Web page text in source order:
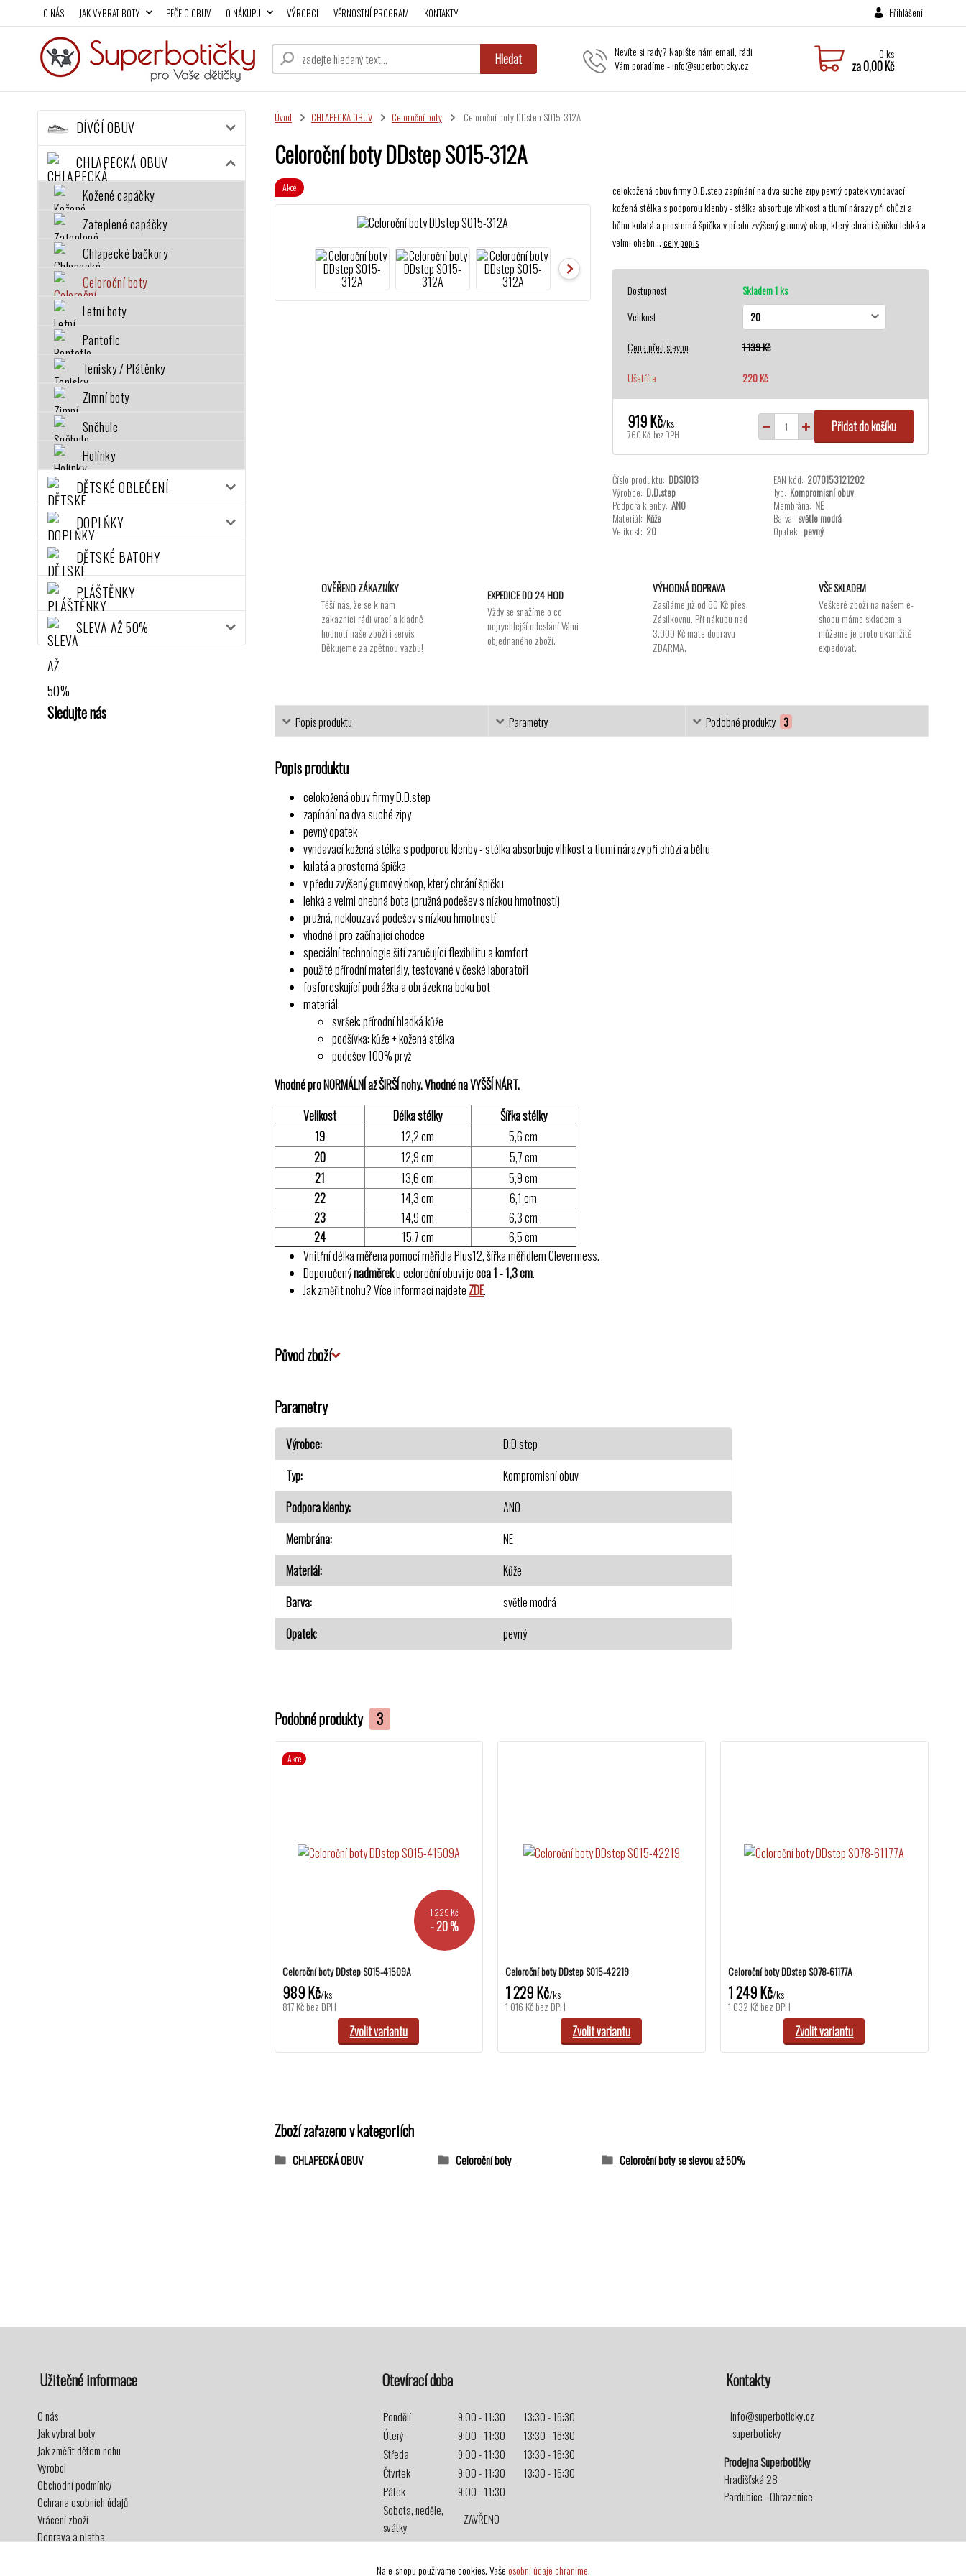
O NÁS JAK VYBRAT BOTY PÉČE O OBUV O NÁKUPU VÝROBCI VĚRNOSTNÍ PROGRAM KONTAKTY Přihlášení
Hledat
Nevíte si rady? Napište nám email, rádi
Vám poradíme - info@superboticky.cz
0ks
za0,00 Kč
DÍVČÍ OBUV
CHLAPECKÁ OBUV
Kožené capáčky
Zateplené capáčky
Chlapecké bačkory
Celoroční boty
Letní boty
Pantofle
Tenisky / Plátěnky
Zimní boty
Sněhule
Holínky
DĚTSKÉ OBLEČENÍ
DOPLŇKY
DĚTSKÉ BATOHY
PLÁŠTĚNKY
SLEVA AŽ 50%
Sledujte nás
Úvod CHLAPECKÁ OBUV Celoroční boty Celoroční boty DDstep S015-312A
Celoroční boty DDstep S015-312A
Akce
celokožená obuv firmy D.D.step zapínání na dva suché zipy pevný opatek vyndavací
kožená stélka s podporou klenby - stélka absorbuje vlhkost a tlumí nárazy při chůzi a
běhu kulatá a prostorná špička v předu zvýšený gumový okop, který chrání špičku lehká a
velmi ohebn...celý popis
Dostupnost
Skladem 1 ks
Velikost
Cena před slevou
1 139 Kč
Ušetříte 220 Kč
919 Kč/ks
760 Kč bez DPH Přidat do košíku
Číslo produktu: DDS1013 EAN kód: 2070153121202
Výrobce: D.D.step Typ: Kompromisní obuv
Podpora klenby: ANO Membrána: NE
Materiál: Kůže Barva: světle modrá
Velikost: 20 Opatek: pevný
OVĚŘENO ZÁKAZNÍKY
Těší nás, že se k nám
zákazníci rádi vrací a kladně
hodnotí naše zboží i servis.
Děkujeme za zpětnou vazbu!
EXPEDICE DO 24 HOD
Vždy se snažíme o co
nejrychlejší odeslání Vámi
objednaného zboží.
VÝHODNÁ DOPRAVA
Zasíláme již od 60 Kč přes
Zásilkovnu. Při nákupu nad
3.000 Kč máte dopravu
ZDARMA.
VŠE SKLADEM
Veškeré zboží na našem e-
shopu máme skladem a
můžeme je proto okamžitě
expedovat.
Popis produktu Parametry Podobné produkty 3
Popis produktu
celokožená obuv firmy D.D.step
zapínání na dva suché zipy
pevný opatek
vyndavací kožená stélka s podporou klenby - stélka absorbuje vlhkost a tlumí nárazy při chůzi a běhu
kulatá a prostorná špička
v předu zvýšený gumový okop, který chrání špičku
lehká a velmi ohebná bota (pružná podešev s nízkou hmotností)
pružná, neklouzavá podešev s nízkou hmotností
vhodné i pro začínající chodce
speciální technologie šití zaručující flexibilitu a komfort
použité přírodní materiály, testované v české laboratoři
fosforeskující podrážka a obrázek na boku bot
materiál:
svršek: přírodní hladká kůže
podšívka: kůže + kožená stélka
podešev 100% pryž
Vhodné pro NORMÁLNÍ až ŠIRŠÍ nohy. Vhodné na VYŠŠÍ NÁRT.
Velikost
Délka stélky
Šířka stélky
19
12,2 cm
5,6 cm
20
12,9 cm
5,7 cm
21
13,6 cm
5,9 cm
22
14,3 cm
6,1 cm
23
14,9 cm
6,3 cm
24
15,7 cm
6,5 cm
Vnitřní délka měřena pomocí měřidla Plus12, šířka měřidlem Clevermess.
Doporučenýnadměreku celoroční obuvi jecca 1 - 1,3 cm.
Jak změřit nohu? Více informací najdete ZDE.
Původ zboží
Parametry
Výrobce
D.D.step
Typ
Kompromisní obuv
Podpora klenby
ANO
Membrána
NE
Materiál
Kůže
Barva
světle modrá
Opatek
pevný
Podobné produkty 3
Akce
1 229 Kč
- 20 %
Celoroční boty DDstep S015-41509A
989 Kč/ks
817 Kčbez DPH
Zvolit variantu
Celoroční boty DDstep S015-42219
1 229 Kč/ks
1 016 Kčbez DPH
Zvolit variantu
Celoroční boty DDstep S078-61177A
1 249 Kč/ks
1 032 Kčbez DPH
Zvolit variantu
Zboží zařazeno v kategoriích
CHLAPECKÁ OBUV Celoroční boty Celoroční boty se slevou až 50%
Užitečné informace
O nás
Jak vybrat boty
Jak změřit dětem nohu
Výrobci
Obchodní podmínky
Ochrana osobních údajů
Vrácení zboží
Doprava a platba
Otevírací doba
Pondělí 9:00 - 11:30
13:30 - 16:30
Úterý
9:00 - 11:30
13:30 - 16:30
Středa
9:00 - 11:30
13:30 - 16:30
Čtvrtek
9:00 - 11:30
13:30 - 16:30
Pátek
9:00 - 11:30
Sobota, neděle,
svátky
ZAVŘENO
Kontakty
info@superboticky.cz
superboticky
Prodejna Superbotičky
Hradišťská 28
Pardubice - Ohrazenice
Na e-shopu používáme cookies. Vašeosobní údaje chráníme.